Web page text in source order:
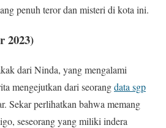
penuh teror dan misteri di kota ini.
2023)
dari Ninda, yang mengalami
mengejutkan dari seorangdata sgp
Sekar perlihatkan bahwa memang
seseorang yang miliki indera